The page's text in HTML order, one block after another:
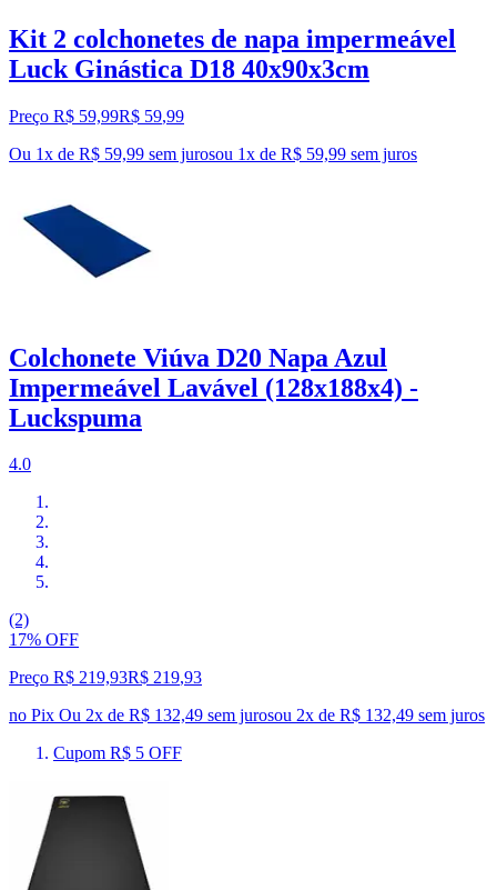
Kit 2 colchonetes de napa impermeável
Luck Ginástica D18 40x90x3cm
Preço R$ 59,99R$ 59,99
Ou 1x de R$ 59,99 sem jurosou 1x de R$ 59,99 sem juros
Colchonete Viúva D20 Napa Azul
Impermeável Lavável (128x188x4) -
Luckspuma
4.0
(2)
17% OFF
Preço R$ 219,93R$ 219,93
no Pix Ou 2x de R$ 132,49 sem jurosou 2x de R$ 132,49 sem juros
Cupom R$ 5 OFF